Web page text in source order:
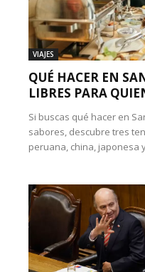
VIAJES
QUÉ HACER EN
LIBRES PARA
Si buscas qué hacer en
sabores, descubre tres
peruana, china, japonesa